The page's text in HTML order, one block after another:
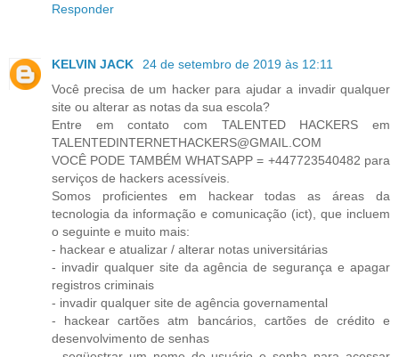
Responder
KELVIN JACK
24 de setembro de 2019 às 12:11
Você precisa de um hacker para ajudar a invadir qualquer
site ou alterar as notas da sua escola?
Entre em contato com TALENTED HACKERS em
TALENTEDINTERNETHACKERS@GMAIL.COM
VOCÊ PODE TAMBÉM WHATSAPP = +447723540482 para
serviços de hackers acessíveis.
Somos proficientes em hackear todas as áreas da
tecnologia da informação e comunicação (ict), que incluem
o seguinte e muito mais:
- hackear e atualizar / alterar notas universitárias
- invadir qualquer site da agência de segurança e apagar
registros criminais
- invadir qualquer site de agência governamental
- hackear cartões atm bancários, cartões de crédito e
desenvolvimento de senhas